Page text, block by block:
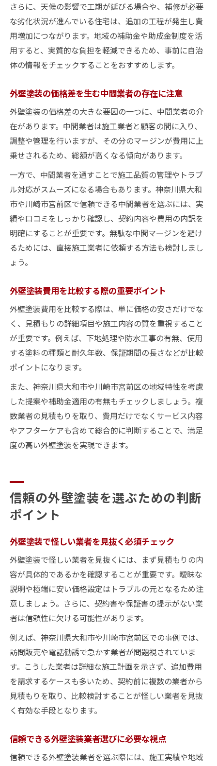
さらに、天候の影響で工期が延びる場合や、補修が必要
な劣化状況が進んでいる住宅は、追加の工程が発生し費
用増加につながります。地域の補助金や助成金制度を活
用すると、実質的な負担を軽減できるため、事前に自治
体の情報をチェックすることをおすすめします。
外壁塗装の価格差を生む中間業者の存在に注意
外壁塗装の価格差の大きな要因の一つに、中間業者の介
在があります。中間業者は施工業者と顧客の間に入り、
調整や管理を行いますが、その分のマージンが費用に上
乗せされるため、総額が高くなる傾向があります。
一方で、中間業者を通すことで施工品質の管理やトラブ
ル対応がスムーズになる場合もあります。神奈川県大和
市や川崎市宮前区で信頼できる中間業者を選ぶには、実
績や口コミをしっかり確認し、契約内容や費用の内訳を
明確にすることが重要です。無駄な中間マージンを避け
るためには、直接施工業者に依頼する方法も検討しまし
ょう。
外壁塗装費用を比較する際の重要ポイント
外壁塗装費用を比較する際は、単に価格の安さだけでな
く、見積もりの詳細項目や施工内容の質を重視すること
が重要です。例えば、下地処理や防水工事の有無、使用
する塗料の種類と耐久年数、保証期間の長さなどが比較
ポイントになります。
また、神奈川県大和市や川崎市宮前区の地域特性を考慮
した提案や補助金適用の有無もチェックしましょう。複
数業者の見積もりを取り、費用だけでなくサービス内容
やアフターケアも含めて総合的に判断することで、満足
度の高い外壁塗装を実現できます。
信頼の外壁塗装を選ぶための判断
ポイント
外壁塗装で怪しい業者を見抜く必須チェック
外壁塗装で怪しい業者を見抜くには、まず見積もりの内
容が具体的であるかを確認することが重要です。曖昧な
説明や極端に安い価格設定はトラブルの元となるため注
意しましょう。さらに、契約書や保証書の提示がない業
者は信頼性に欠ける可能性があります。
例えば、神奈川県大和市や川崎市宮前区での事例では、
訪問販売や電話勧誘で急かす業者が問題視されていま
す。こうした業者は詳細な施工計画を示さず、追加費用
を請求するケースも多いため、契約前に複数の業者から
見積もりを取り、比較検討することが怪しい業者を見抜
く有効な手段となります。
信頼できる外壁塗装業者選びに必要な視点
信頼できる外壁塗装業者を選ぶ際には、施工実績や地域